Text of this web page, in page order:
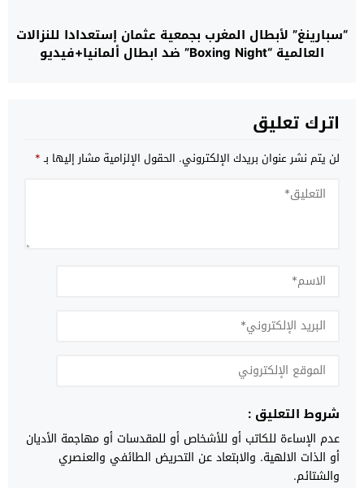
“سبارينغ” لأبطال المغرب بجمعية عثمان إستعدادا للنزالات
العالمية “Boxing Night” ضد ابطال ألمانيا+فيديو
اترك تعليق
لن يتم نشر عنوان بريدك الإلكتروني. الحقول الإلزامية مشار إليها بـ*
شروط التعليق :
عدم الإساءة للكاتب أو للأشخاص أو للمقدسات أو مهاجمة الأديان
أو الذات الالهية. والابتعاد عن التحريض الطائفي والعنصري
والشتائم.